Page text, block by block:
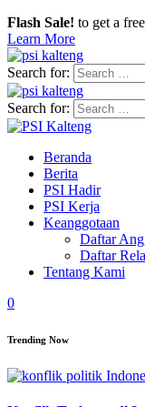
Flash Sale! to get a
Learn More
Search for:
Search for:
Beranda
Berita
PSI Hadir
PSI Kerja
Keanggotaan
Daftar
Daftar
Tentang Kami
0
Trending Now